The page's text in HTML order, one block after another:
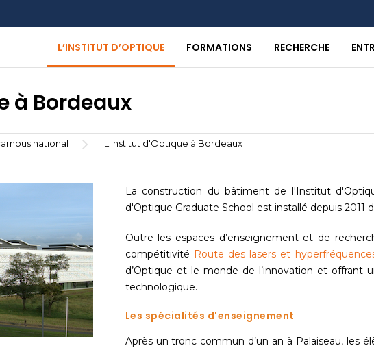
L’INSTITUT D’OPTIQUE FORMATIONS RECHERCHE
à Bordeaux
national L'Institut d'Optique à Bordeaux
La construction du bâtiment de l'Institut
d'Optique Graduate School est installé depuis
Outre les espaces d’enseignement et de
compétitivité Route des lasers et
d’Optique et le monde de l’innovation et offrant
technologique.
Les spécialités d'enseignement
Après un tronc commun d’un an à Palaiseau, les